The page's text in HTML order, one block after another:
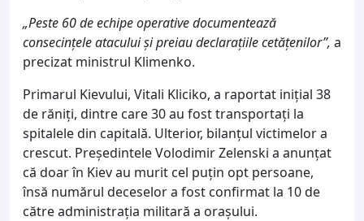
„Peste 60 de echipe operative documentează
consecințele atacului și preiau declarațiile cetățenilor”, a
precizat ministrul Klimenko.
Primarul Kievului, Vitali Kliciko, a raportat inițial 38
de răniți, dintre care 30 au fost transportați la
spitalele din capitală. Ulterior, bilanțul victimelor a
crescut. Președintele Volodimir Zelenski a anunțat
că doar în Kiev au murit cel puțin opt persoane,
însă numărul deceselor a fost confirmat la 10 de
către administrația militară a orașului.